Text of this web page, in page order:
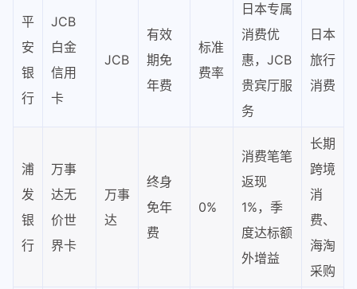
平
安
银
行
JCB
白金
信用
卡
JCB
有效
期免
年费
标准
费率
日本专属
消费优
惠，JCB
贵宾厅服
务
日本
旅行
消费
浦
发
银
行
万事
达无
价世
界卡
万事
达
终身
免年
费
0%
消费笔笔
返现
1%，季
度达标额
外增益
长期
跨境
消
费、
海淘
采购